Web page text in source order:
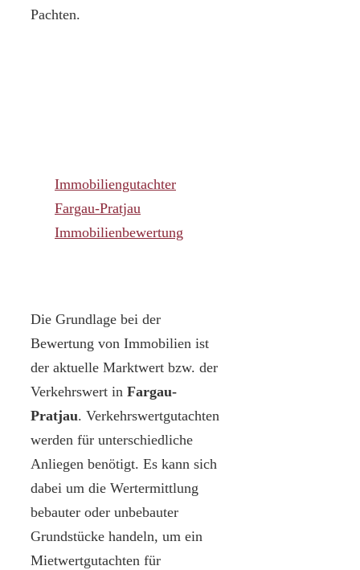
Pachten.
Immobiliengutachter
Fargau-Pratjau
Immobilienbewertung
Die Grundlage bei der
Bewertung von Immobilien ist
der aktuelle Marktwert bzw. der
Verkehrswert in Fargau-
Pratjau. Verkehrswertgutachten
werden für unterschiedliche
Anliegen benötigt. Es kann sich
dabei um die Wertermittlung
bebauter oder unbebauter
Grundstücke handeln, um ein
Mietwertgutachten für